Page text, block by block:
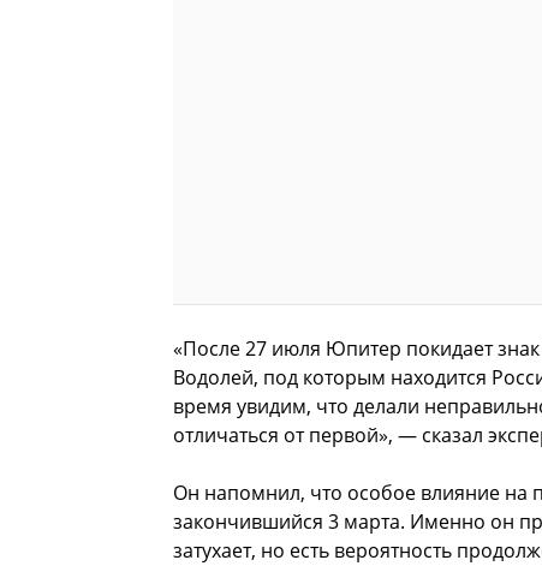
«После 27 июля Юпитер покидает
Водолей, под которым находится
время увидим, что делали
отличаться от первой», — сказал
Он напомнил, что особое влияние на
закончившийся 3 марта. Именно он
затухает, но есть вероятность